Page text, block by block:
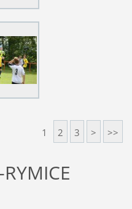
1 2 3 > >>